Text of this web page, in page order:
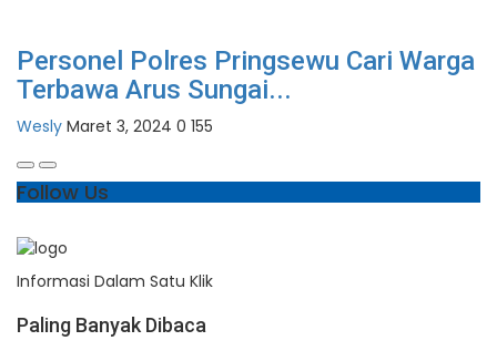
Personel Polres Pringsewu Cari Warga
Terbawa Arus Sungai...
Wesly Maret 3, 2024 0 155
Follow Us
Informasi Dalam Satu Klik
Paling Banyak Dibaca